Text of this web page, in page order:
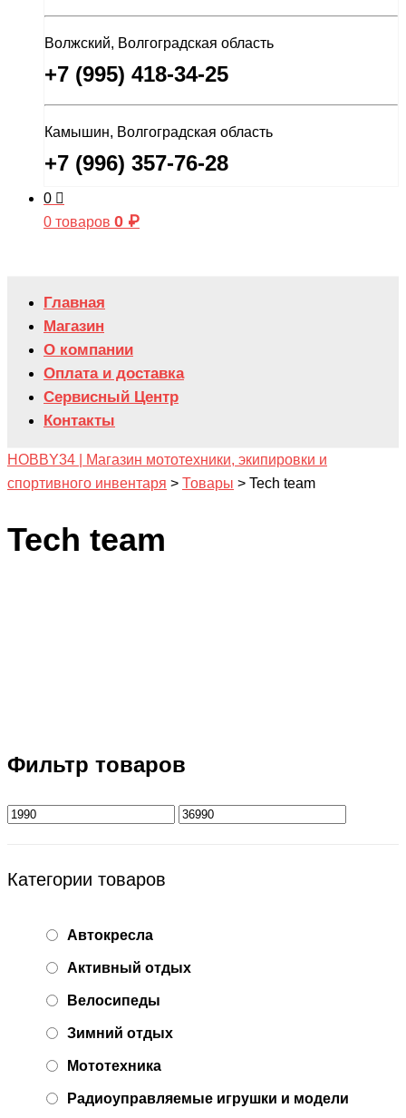
Волжский, Волгоградская область
+7 (995) 418-34-25
Камышин, Волгоградская область
+7 (996) 357-76-28
0
0 товаров 0 ₽
Главная
Магазин
О компании
Оплата и доставка
Сервисный Центр
Контакты
HOBBY34 | Магазин мототехники, экипировки и
спортивного инвентаря > Товары > Tech team
Tech team
Фильтр товаров
Категории товаров
Автокресла
Активный отдых
Велосипеды
Зимний отдых
Мототехника
Радиоуправляемые игрушки и модели